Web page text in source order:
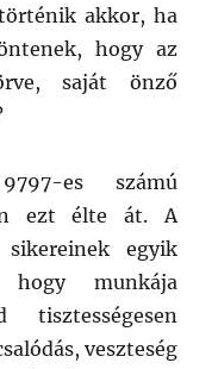
akkor, ha
hogy az
saját önző
es számú
ezt élte át. A
egyik
munkája
tisztességesen
veszteség